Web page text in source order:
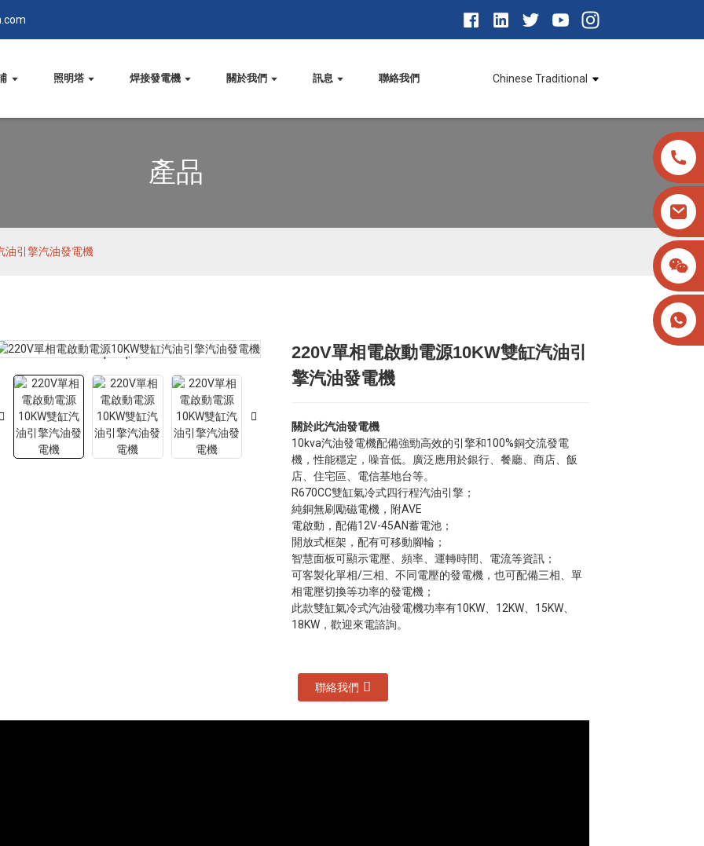
照明塔 焊接發電機 關於我們 訊息 聯絡我們 Chinese Traditional
產品
油引擎汽油發電機
Loading...
Loading... Loading...
Loading...
220V單相電啟動電源10KW雙缸汽油引
擎汽油發電機
關於此汽油發電機
10kva汽油發電機配備強勁高效的引擎和100%銅交流發電
機，性能穩定，噪音低。廣泛應用於銀行、餐廳、商店、飯
店、住宅區、電信基地台等。
R670CC雙缸氣冷式四行程汽油引擎；
純銅無刷勵磁電機，附AVE
電啟動，配備12V-45AN蓄電池；
開放式框架，配有可移動腳輪；
智慧面板可顯示電壓、頻率、運轉時間、電流等資訊；
可客製化單相/三相、不同電壓的發電機，也可配備三相、單
相電壓切換等功率的發電機；
此款雙缸氣冷式汽油發電機功率有10KW、12KW、15KW、
18KW，歡迎來電諮詢。
聯絡我們